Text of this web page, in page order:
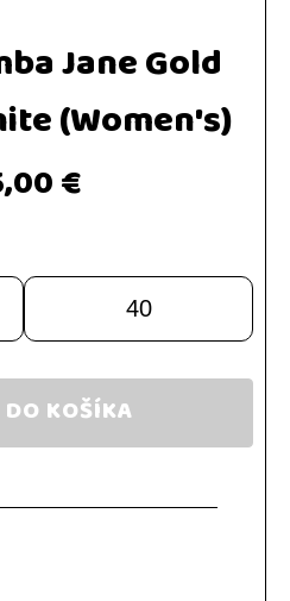
Jane Gold
(Women's)
€
40
KOŠÍKA